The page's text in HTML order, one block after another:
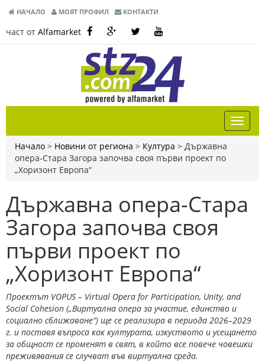
НАЧАЛО МОЯТ ПРОФИЛ КОНТАКТИ
част от Alfamarket
Начало > Новини от региона > Култура > Държавна
опера-Стара Загора започва своя първи проект по
„Хоризонт Европа“
Държавна опера-Стара
Загора започва своя
първи проект по
„Хоризонт Европа“
Проектът VOPUS – Virtual Opera for Participation, Unity, and
Social Cohesion („Виртуална опера за участие, единство и
социално сближаване“) ще се реализира в периода 2026–2029
г. и поставя въпроса как културата, изкуството и усещането
за общност се променят в свят, в който все повече човешки
преживявания се случват във виртуална среда.